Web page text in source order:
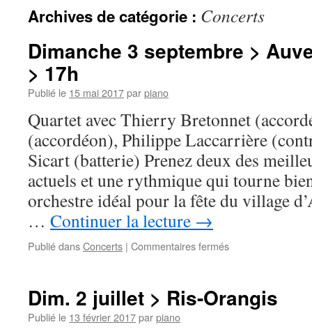
Archives de catégorie : Concerts
Dimanche 3 septembre >
> 17h
Publié le 15 mai 2017parpiano
Quartet avec Thierry Bretonnet
(accordéon), Philippe Laccarrière
Sicart (batterie) Prenez deux des
actuels et une rythmique qui tourne
orchestre idéal pour la fête du village
… Continuer la lecture →
Publié dansConcerts | Commentaires ferméssur
>
Dim. 2 juillet > Ris-Orangis
Publié le 13 février 2017parpiano